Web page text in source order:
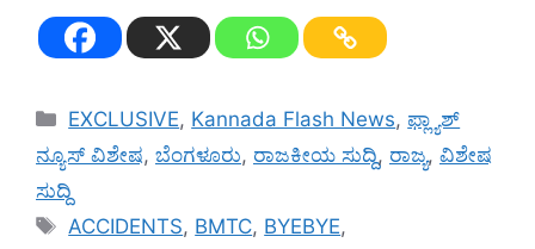
Categories
EXCLUSIVE, Kannada Flash News, ಫ್ಲ್ಯಾಶ್
ನ್ಯೂಸ್ ವಿಶೇಷ, ಬೆಂಗಳೂರು, ರಾಜಕೀಯ ಸುದ್ದಿ, ರಾಜ್ಯ, ವಿಶೇಷ
ಸುದ್ದಿ
Tags
ACCIDENTS, BMTC, BYEBYE,